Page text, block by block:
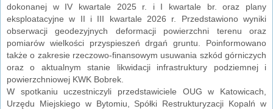
dokonanej w IV kwartale 2025 r. i I kwartale br. oraz plany
eksploatacyjne w II i III kwartale 2026 r. Przedstawiono wyniki
obserwacji geodezyjnych deformacji powierzchni terenu oraz
pomiarów wielkości przyspieszeń drgań gruntu. Poinformowano
także o zakresie rzeczowo-finansowym usuwania szkód górniczych
oraz o aktualnym stanie likwidacji infrastruktury podziemnej i
powierzchniowej KWK Bobrek.
W spotkaniu uczestniczyli przedstawiciele OUG w Katowicach,
Urzędu Miejskiego w Bytomiu, Spółki Restrukturyzacji Kopalń w